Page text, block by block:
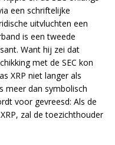
een schriftelijke
uitvluchten een
is een tweede
Want hij zei dat
met de SEC kon
XRP niet langer als
meer dan symbolisch
voor gevreesd: Als de
zal de toezichthouder